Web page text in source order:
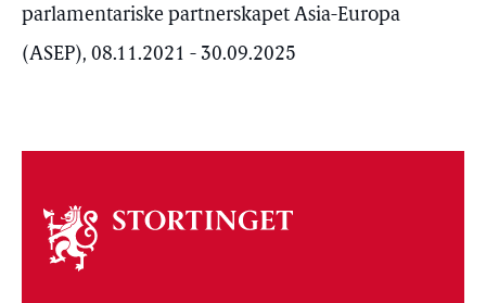
parlamentariske partnerskapet Asia-Europa
(ASEP), 08.11.2021 - 30.09.2025
Om
stortinget